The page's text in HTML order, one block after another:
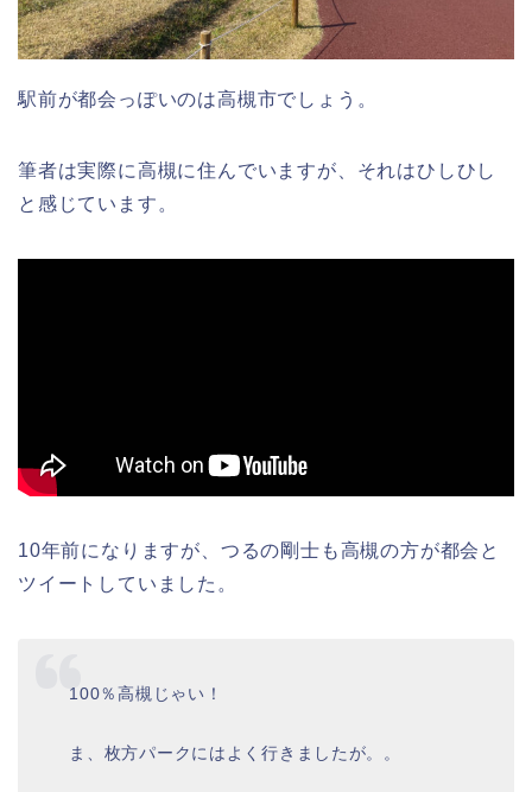
駅前が都会っぽいのは高槻市でしょう。
筆者は実際に高槻に住んでいますが、それはひしひし
と感じています。
10年前になりますが、つるの剛士も高槻の方が都会と
ツイートしていました。
100％高槻じゃい！
ま、枚方パークにはよく行きましたが。。